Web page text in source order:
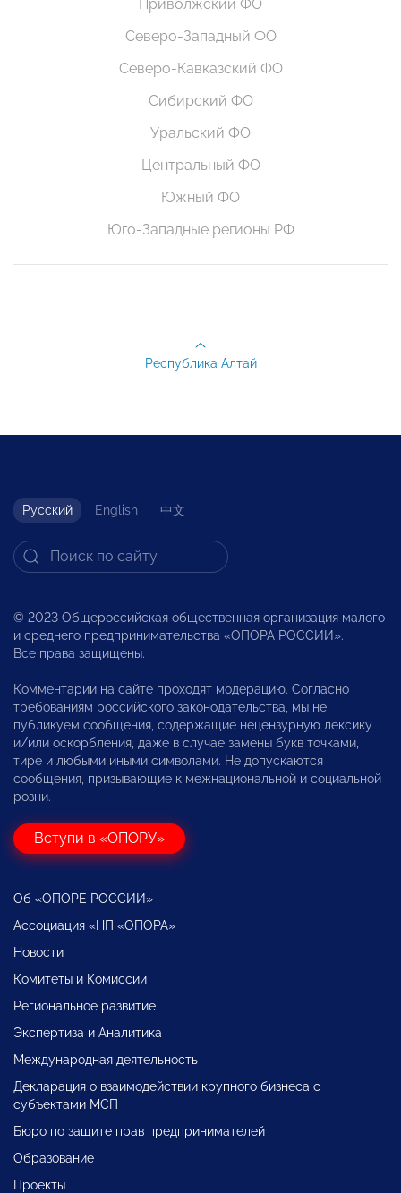
Приволжский ФО
Северо-Западный ФО
Северо-Кавказский ФО
Сибирский ФО
Уральский ФО
Центральный ФО
Южный ФО
Юго-Западные регионы РФ
Республика Алтай
Русский English 中文
© 2023 Общероссийская общественная организация малого
и среднего предпринимательства «ОПОРА РОССИИ».
Все права защищены.
Комментарии на сайте проходят модерацию. Согласно
требованиям российского законодательства, мы не
публикуем сообщения, содержащие нецензурную лексику
и/или оскорбления, даже в случае замены букв точками,
тире и любыми иными символами. Не допускаются
сообщения, призывающие к межнациональной и социальной
розни.
Вступи в «ОПОРУ»
Об «ОПОРЕ РОССИИ»
Ассоциация «НП «ОПОРА»
Новости
Комитеты и Комиссии
Региональное развитие
Экспертиза и Аналитика
Международная деятельность
Декларация о взаимодействии крупного бизнеса с
субъектами МСП
Бюро по защите прав предпринимателей
Образование
Проекты